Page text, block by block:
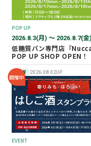
POP UP
2026.8.3(月) 〜 2026.8.7(金)
低糖質パン専門店『
POP UP SHOP OPEN！
NEW 2026.08.02UP
開催中
EVENT